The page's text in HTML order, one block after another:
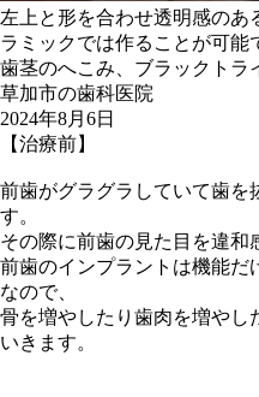
左上と形を合わせ透明感のあ
ラミックでは作ることが可能
歯茎のへこみ、ブラックトラ
草加市の歯科医院
2024年8月6日
【治療前】
前歯がグラグラしていて歯を
す。
その際に前歯の見た目を違和
前歯のインプラントは機能だ
なので、
骨を増やしたり歯肉を増やし
いきます。